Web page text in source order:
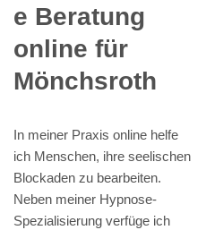
e Beratung
online für
Mönchsroth
In meiner Praxis online helfe
ich Menschen, ihre seelischen
Blockaden zu bearbeiten.
Neben meiner Hypnose-
Spezialisierung verfüge ich